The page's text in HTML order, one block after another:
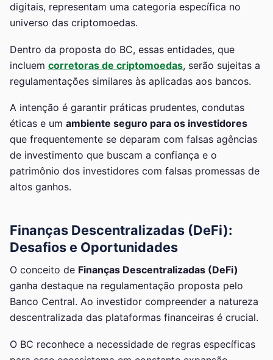
digitais, representam uma categoria específica no
universo das criptomoedas.
Dentro da proposta do BC, essas entidades, que
incluem corretoras de criptomoedas, serão sujeitas a
regulamentações similares às aplicadas aos bancos.
A intenção é garantir práticas prudentes, condutas
éticas e um ambiente seguro para os investidores
que frequentemente se deparam com falsas agências
de investimento que buscam a confiança e o
patrimônio dos investidores com falsas promessas de
altos ganhos.
Finanças Descentralizadas (DeFi):
Desafios e Oportunidades
O conceito de Finanças Descentralizadas (DeFi)
ganha destaque na regulamentação proposta pelo
Banco Central. Ao investidor compreender a natureza
descentralizada das plataformas financeiras é crucial.
O BC reconhece a necessidade de regras específicas